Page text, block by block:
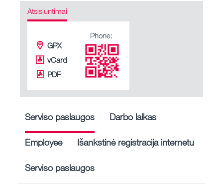
Atsisiuntimai
GPX
vCard
PDF
Phone:
Serviso paslaugos Darbo laikas
Employee Išankstinė registracija internetu
Serviso paslaugos